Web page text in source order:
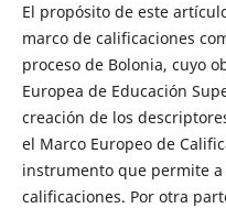
El propósito de este
marco de calificaciones
proceso de Bolonia, cuyo
Europea de Educación
creación de los
el Marco Europeo de
instrumento que permite
calificaciones. Por otra